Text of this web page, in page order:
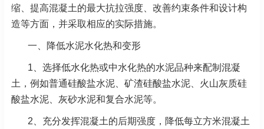
缩、提高混凝土的最大抗拉强度、改善约束条件和设计构
造等方面，并采取相应的实际措施。
一、降低水泥水化热和变形
1、选择低水化热或中水化热的水泥品种来配制混凝
土，例如普通硅酸盐水泥、矿渣硅酸盐水泥、火山灰质硅
酸盐水泥、灰砂水泥和复合水泥等。
2、充分发挥混凝土的后期强度，降低每立方米混凝土